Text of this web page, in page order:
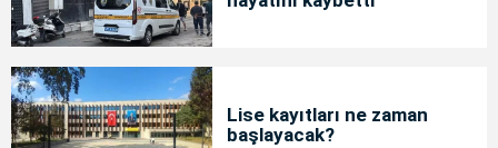
Lise kayıtları ne zaman
başlayacak?